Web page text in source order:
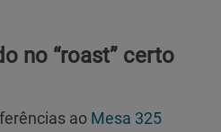
no “roast” certo
ao Mesa 325